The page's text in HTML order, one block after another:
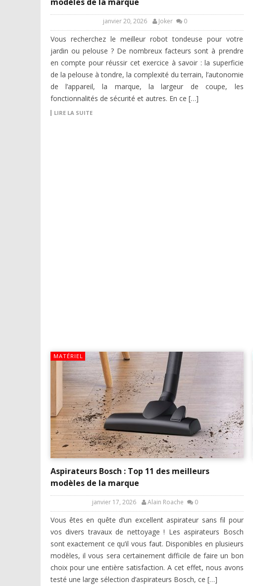
janvier 20, 2026 Joker 0
Vous recherchez le meilleur robot tondeuse pour votre
jardin ou pelouse ? De nombreux facteurs sont à prendre
en compte pour réussir cet exercice à savoir : la superficie
de la pelouse à tondre, la complexité du terrain, l’autonomie
de l’appareil, la marque, la largeur de coupe, les
fonctionnalités de sécurité et autres. En ce […]
LIRE LA SUITE
MATÉRIEL
Aspirateurs Bosch : Top 11 des meilleurs
modèles de la marque
janvier 17, 2026 Alain Roache 0
Vous êtes en quête d’un excellent aspirateur sans fil pour
vos divers travaux de nettoyage ! Les aspirateurs Bosch
sont exactement ce qu’il vous faut. Disponibles en plusieurs
modèles, il vous sera certainement difficile de faire un bon
choix pour une entière satisfaction. A cet effet, nous avons
testé une large sélection d’aspirateurs Bosch, ce […]